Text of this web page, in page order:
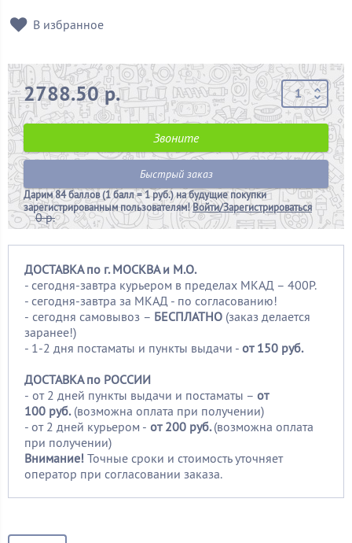
В избранное
2788.50 р.
0 р.
Звоните
Быстрый заказ
Дарим84 баллов (1 балл = 1 руб.)на будущие покупки
зарегистрированным пользователям!Войти/Зарегистрироваться
ДОСТАВКА по г. МОСКВА и М.О.
- сегодня-завтра курьером в пределах МКАД – 400Р.
- сегодня-завтра за МКАД - по согласованию!
- сегодня самовывоз – БЕСПЛАТНО (заказ делается
заранее!)
- 1-2 дня постаматы и пункты выдачи - от 150 руб.
ДОСТАВКА по РОССИИ
- от 2 дней пункты выдачи и постаматы – от
100 руб. (возможна оплата при получении)
- от 2 дней курьером - от 200 руб.(возможна оплата
при получении)
Внимание! Точные сроки и стоимость уточняет
оператор при согласовании заказа.